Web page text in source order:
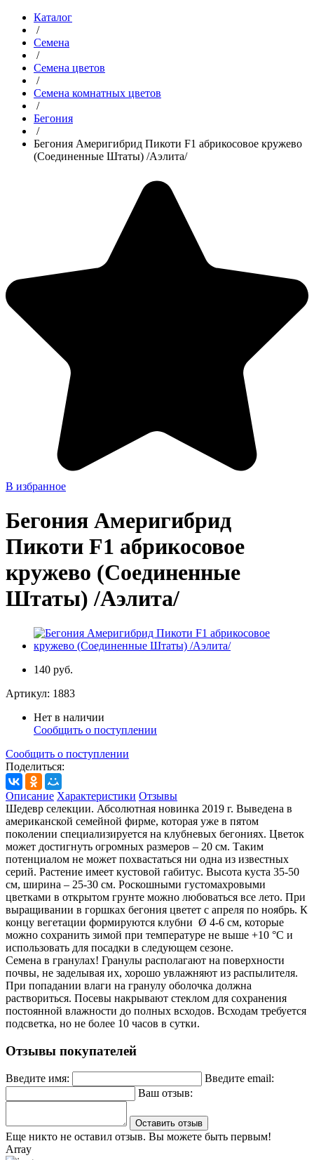
Каталог
/
Семена
/
Семена цветов
/
Семена комнатных цветов
/
Бегония
/
Бегония Америгибрид Пикоти F1 абрикосовое кружево
(Соединенные Штаты) /Аэлита/
В избранное
Бегония Америгибрид
Пикоти F1 абрикосовое
кружево (Соединенные
Штаты) /Аэлита/
140 руб.
Артикул: 1883
Нет в наличии
Сообщить о поступлении
Сообщить о поступлении
Поделиться:
Описание Характеристики Отзывы
Шедевр селекции. Абсолютная новинка 2019 г. Выведена в
американской семейной фирме, которая уже в пятом
поколении специализируется на клубневых бегониях. Цветок
может достигнуть огромных размеров – 20 см. Таким
потенциалом не может похвастаться ни одна из известных
серий. Растение имеет кустовой габитус. Высота куста 35-50
см, ширина – 25-30 см. Роскошными густомахровыми
цветками в открытом грунте можно любоваться все лето. При
выращивании в горшках бегония цветет с апреля по ноябрь. К
концу вегетации формируются клубни Ø 4-6 см, которые
можно сохранить зимой при температуре не выше +10 °С и
использовать для посадки в следующем сезоне.
Семена в гранулах! Гранулы располагают на поверхности
почвы, не заделывая их, хорошо увлажняют из распылителя.
При попадании влаги на гранулу оболочка должна
раствориться. Посевы накрывают стеклом для сохранения
постоянной влажности до полных всходов. Всходам требуется
подсветка, но не более 10 часов в сутки.
Отзывы покупателей
Введите имя:
Введите email:
Ваш отзыв:
Оставить отзыв
Еще никто не оставил отзыв. Вы можете быть первым!
Array